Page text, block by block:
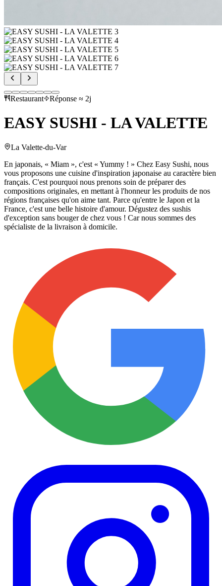
Restaurant Réponse ≈ 2j
EASY SUSHI - LA VALETTE
La Valette-du-Var
En japonais, « Miam », c'est « Yummy ! » Chez Easy Sushi, nous
vous proposons une cuisine d'inspiration japonaise au caractère bien
français. C'est pourquoi nous prenons soin de préparer des
compositions originales, en mettant à l'honneur les produits de nos
régions françaises qu'on aime tant. Parce qu'entre le Japon et la
France, c'est une belle histoire d'amour. Dégustez des sushis
d'exception sans bouger de chez vous ! Car nous sommes des
spécialiste de la livraison à domicile.